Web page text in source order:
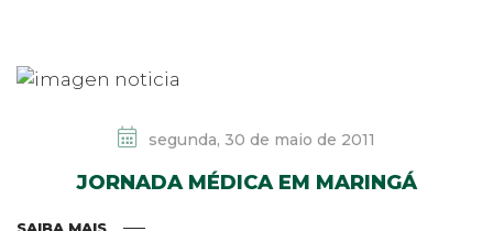
segunda, 30 de maio de 2011
JORNADA MÉDICA EM MARINGÁ